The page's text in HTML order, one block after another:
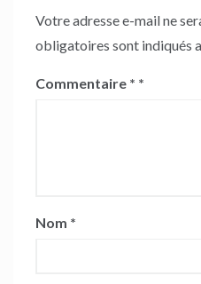
Votre adresse e-mail ne
obligatoires sont indiqués
Commentaire *
Nom *